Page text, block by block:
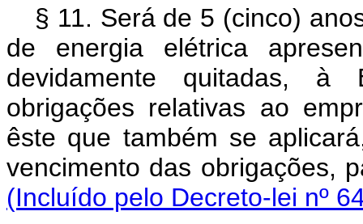
§ 11. Será de 5 (cinco)
de energia elétrica
devidamente quitadas, à
obrigações relativas ao
êste que também se
vencimento das
(Incluído pelo Decreto-lei nº